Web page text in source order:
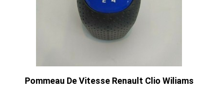
Pommeau De Vitesse Renault Clio Wiliams